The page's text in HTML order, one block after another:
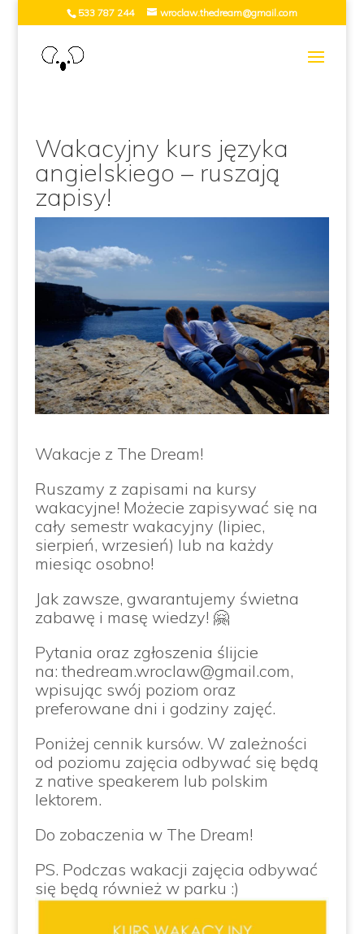
533 787 244 wroclaw.thedream@gmail.com
Wakacyjny kurs języka
angielskiego – ruszają
zapisy!
Wakacje z The Dream!
Ruszamy z zapisami na kursy
wakacyjne! Możecie zapisywać się na
cały semestr wakacyjny (lipiec,
sierpień, wrzesień) lub na każdy
miesiąc osobno!
Jak zawsze, gwarantujemy świetna
zabawę i masę wiedzy! 🤗
Pytania oraz zgłoszenia ślijcie
na: thedream.wroclaw@gmail.com,
wpisując swój poziom oraz
preferowane dni i godziny zajęć.
Poniżej cennik kursów. W zależności
od poziomu zajęcia odbywać się będą
z native speakerem lub polskim
lektorem.
Do zobaczenia w The Dream!
PS. Podczas wakacji zajęcia odbywać
się będą również w parku :)